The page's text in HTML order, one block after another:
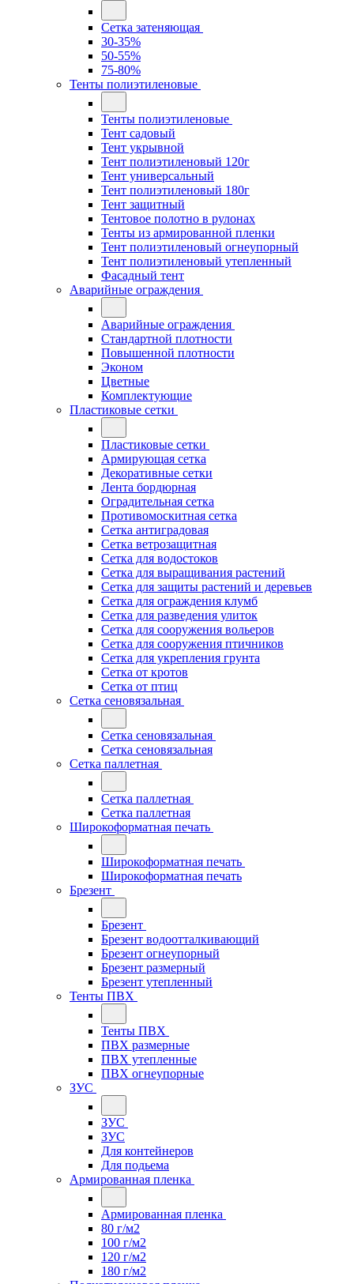
Сетка затеняющая
30-35%
50-55%
75-80%
Тенты полиэтиленовые
Тенты полиэтиленовые
Тент садовый
Тент укрывной
Тент полиэтиленовый 120г
Тент универсальный
Тент полиэтиленовый 180г
Тент защитный
Тентовое полотно в рулонах
Тенты из армированной пленки
Тент полиэтиленовый огнеупорный
Тент полиэтиленовый утепленный
Фасадный тент
Аварийные ограждения
Аварийные ограждения
Стандартной плотности
Повышенной плотности
Эконом
Цветные
Комплектующие
Пластиковые сетки
Пластиковые сетки
Армирующая сетка
Декоративные сетки
Лента бордюрная
Оградительная сетка
Противомоскитная сетка
Сетка антиградовая
Сетка ветрозащитная
Сетка для водостоков
Сетка для выращивания растений
Сетка для защиты растений и деревьев
Сетка для ограждения клумб
Сетка для разведения улиток
Сетка для сооружения вольеров
Сетка для сооружения птичников
Сетка для укрепления грунта
Сетка от кротов
Сетка от птиц
Сетка сеновязальная
Сетка сеновязальная
Сетка сеновязальная
Сетка паллетная
Сетка паллетная
Сетка паллетная
Широкоформатная печать
Широкоформатная печать
Широкоформатная печать
Брезент
Брезент
Брезент водоотталкивающий
Брезент огнеупорный
Брезент размерный
Брезент утепленный
Тенты ПВХ
Тенты ПВХ
ПВХ размерные
ПВХ утепленные
ПВХ огнеупорные
ЗУС
ЗУС
ЗУС
Для контейнеров
Для подьема
Армированная пленка
Армированная пленка
80 г/м2
100 г/м2
120 г/м2
180 г/м2